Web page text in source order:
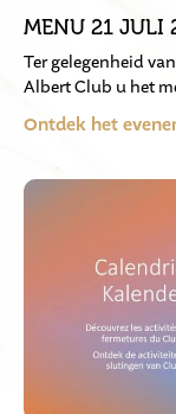
MENU 21 JULI
Ter gelegenheid
Albert Club u het
Ontdek het